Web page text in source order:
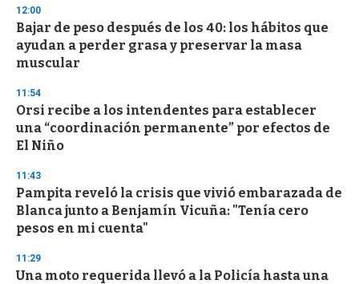
s
e
c
o
n
12:00
Bajar de peso después de los 40: los hábitos que
ayudan a perder grasa y preservar la masa
muscular
11:54
Orsi recibe a los intendentes para establecer
una “coordinación permanente” por efectos de
El Niño
11:43
Pampita reveló la crisis que vivió embarazada de
Blanca junto a Benjamín Vicuña: "Tenía cero
pesos en mi cuenta"
11:29
Una moto requerida llevó a la Policía hasta una